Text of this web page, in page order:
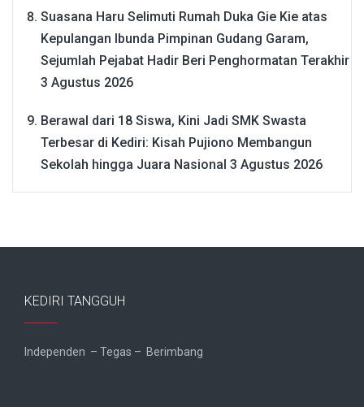
Suasana Haru Selimuti Rumah Duka Gie Kie atas
Kepulangan Ibunda Pimpinan Gudang Garam,
Sejumlah Pejabat Hadir Beri Penghormatan Terakhir
3 Agustus 2026
Berawal dari 18 Siswa, Kini Jadi SMK Swasta
Terbesar di Kediri: Kisah Pujiono Membangun
Sekolah hingga Juara Nasional 3 Agustus 2026
KEDIRI TANGGUH
Independen – Tegas – Berimbang